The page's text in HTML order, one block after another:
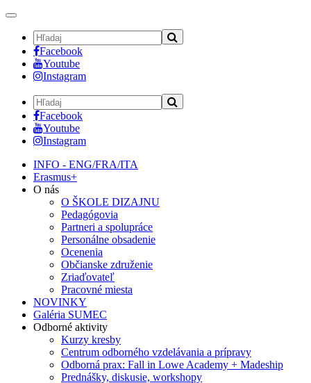
Toggle
navigation
Facebook
Youtube
Instagram
Facebook
Youtube
Instagram
INFO - ENG/FRA/ITA
Erasmus+
O nás
O ŠKOLE DIZAJNU
Pedagógovia
Partneri a spolupráce
Personálne obsadenie
Ocenenia
Občianske združenie
Zriaďovateľ
Pracovné miesta
NOVINKY
Galéria SUMEC
Odborné aktivity
Kurzy kresby
Centrum odborného vzdelávania a prípravy
Odborná prax: Fall in Lowe Academy + Madeship
Prednášky, diskusie, workshopy